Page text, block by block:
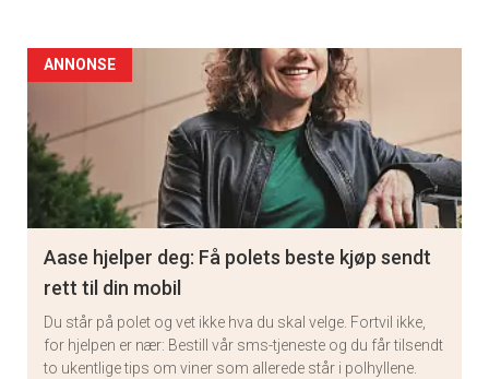
ANNONSE
Aase hjelper deg: Få polets beste kjøp sendt
rett til din mobil
Du står på polet og vet ikke hva du skal velge. Fortvil ikke,
for hjelpen er nær: Bestill vår sms-tjeneste og du får tilsendt
to ukentlige tips om viner som allerede står i polhyllene.